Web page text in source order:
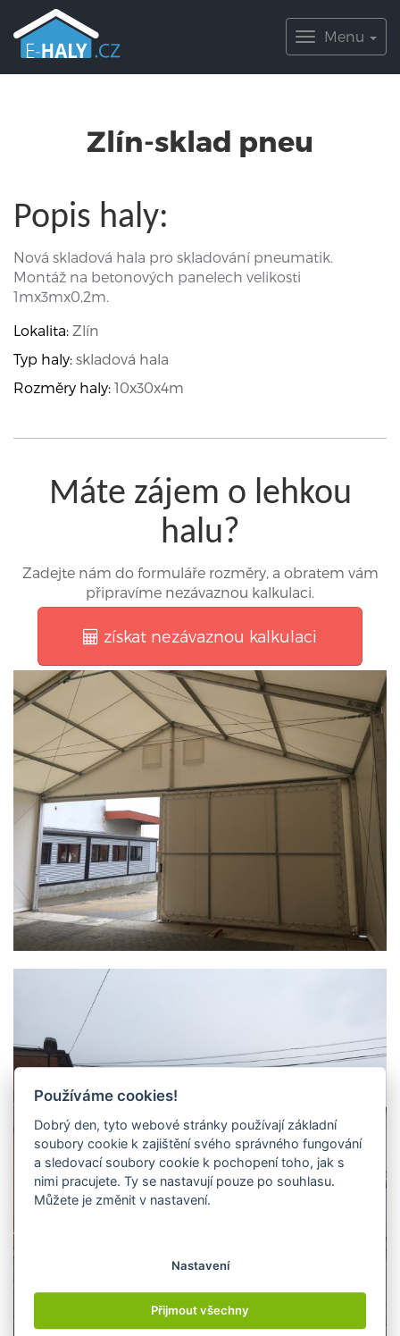
Toggle
navigation
Menu
Zlín-sklad pneu
Popis haly:
Nová skladová hala pro skladování pneumatik.
Montáž na betonových panelech velikosti
1mx3mx0,2m.
Lokalita: Zlín
Typ haly: skladová hala
Rozměry haly: 10x30x4m
Máte zájem o lehkou
halu?
Zadejte nám do formuláře rozměry, a obratem vám
připravíme nezávaznou kalkulaci.
získat nezávaznou kalkulaci
Používáme cookies!
Dobrý den, tyto webové stránky používají základní
soubory cookie k zajištění svého správného fungování
a sledovací soubory cookie k pochopení toho, jak s
nimi pracujete. Ty se nastavují pouze po souhlasu.
Můžete je změnit v nastavení.
Nastavení
Přijmout všechny